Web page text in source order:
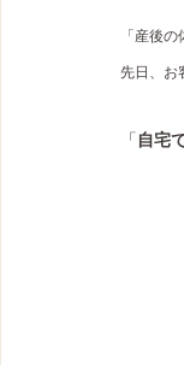
「産後
先日、お
「 自宅